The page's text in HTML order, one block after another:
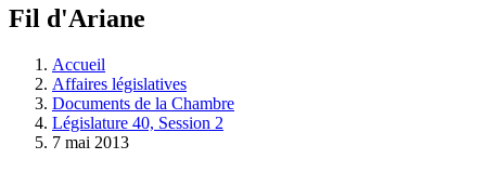
à
législative.
Fil d'Ariane
Accueil
Affaires législatives
Documents de la Chambre
Législature 40, Session 2
7 mai 2013